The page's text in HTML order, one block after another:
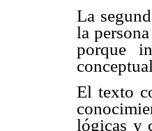
La
la
porque
El texto
lógicas y